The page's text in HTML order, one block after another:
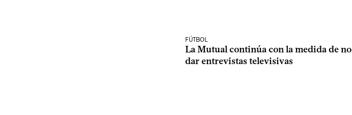
FÚTBOL
La Mutual continúa con la medida de no
dar entrevistas televisivas